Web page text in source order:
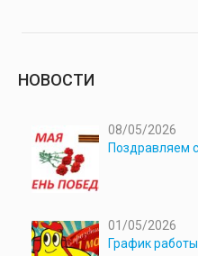
НОВОСТИ
08/05/2026
Поздравляем
01/05/2026
График